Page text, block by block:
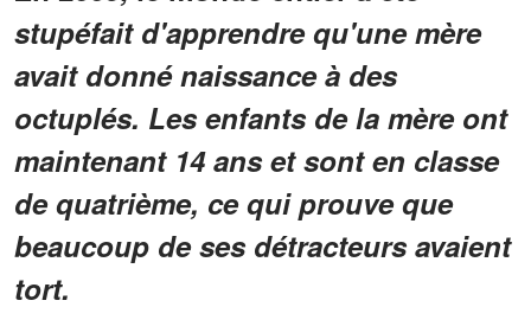
stupéfait d'apprendre qu'une mère
avait donné naissance à des
octuplés. Les enfants de la mère ont
maintenant 14 ans et sont en classe
de quatrième, ce qui prouve que
beaucoup de ses détracteurs avaient
tort.